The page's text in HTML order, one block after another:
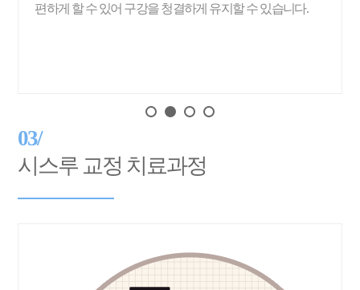
편하게 할 수 있어 구강을 청결하게 유지할 수 있습니다.
03/
시스루 교정 치료과정